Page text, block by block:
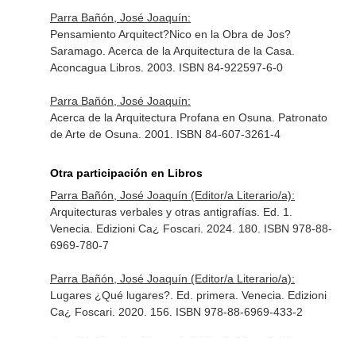
Parra Bañón, José Joaquín:
Pensamiento Arquitect?Nico en la Obra de Jos?
Saramago. Acerca de la Arquitectura de la Casa.
Aconcagua Libros. 2003. ISBN 84-922597-6-0
Parra Bañón, José Joaquín:
Acerca de la Arquitectura Profana en Osuna. Patronato
de Arte de Osuna. 2001. ISBN 84-607-3261-4
Otra participación en Libros
Parra Bañón, José Joaquín (Editor/a Literario/a):
Arquitecturas verbales y otras antigrafías. Ed. 1.
Venecia. Edizioni Ca¿ Foscari. 2024. 180. ISBN 978-88-
6969-780-7
Parra Bañón, José Joaquín (Editor/a Literario/a):
Lugares ¿Qué lugares?. Ed. primera. Venecia. Edizioni
Ca¿ Foscari. 2020. 156. ISBN 978-88-6969-433-2